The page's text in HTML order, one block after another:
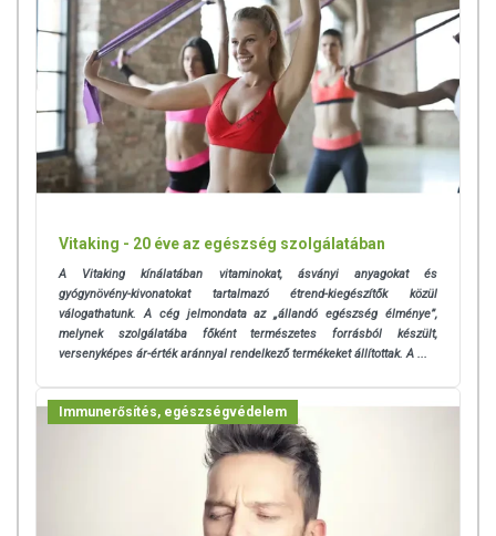
Vitaking - 20 éve az egészség szolgálatában
A Vitaking kínálatában vitaminokat, ásványi anyagokat és
gyógynövény-kivonatokat tartalmazó étrend-kiegészítők közül
válogathatunk. A cég jelmondata az „állandó egészség élménye”,
melynek szolgálatábafőként természetes forrásból készült,
versenyképes ár-érték aránnyal rendelkező termékeket állítottak. A ...
Immunerősítés, egészségvédelem